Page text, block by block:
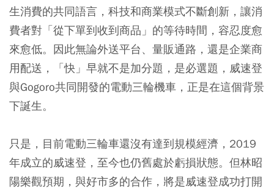
生消費的共同語言，科技和商業模式不斷創新，讓消
費者對「從下單到收到商品」的等待時間，容忍度愈
來愈低。因此無論外送平台、量販通路，還是企業商
用配送，「快」早就不是加分題，是必選題，威速登
與Gogoro共同開發的電動三輪機車，正是在這個背景
下誕生。
只是，目前電動三輪車還沒有達到規模經濟，2019
年成立的威速登，至今也仍舊處於虧損狀態。但林昭
陽樂觀預期，與好市多的合作，將是威速登成功打開